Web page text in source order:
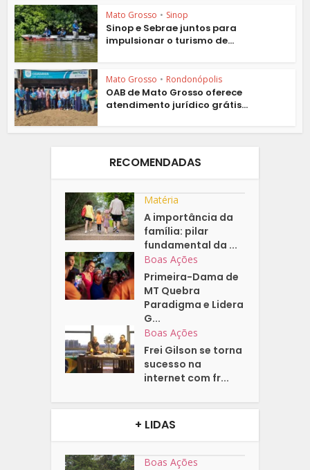
Mato Grosso • Sinop
Sinop e Sebrae juntos para
impulsionar o turismo de...
Mato Grosso • Rondonópolis
OAB de Mato Grosso oferece
atendimento jurídico grátis...
RECOMENDADAS
Matéria
A importância da
família: pilar
fundamental da ...
Boas Ações
Primeira-Dama de
MT Quebra
Paradigma e Lidera
G...
Boas Ações
Frei Gilson se torna
sucesso na
internet com fr...
+ LIDAS
Boas Ações